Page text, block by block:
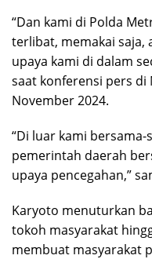
“Dan kami di Polda
terlibat, memakai saja,
upaya kami di dalam
saat konferensi pers di
November 2024.
“Di luar kami
pemerintah daerah
upaya pencegahan,”
Karyoto menuturkan
tokoh masyarakat
membuat masyarakat